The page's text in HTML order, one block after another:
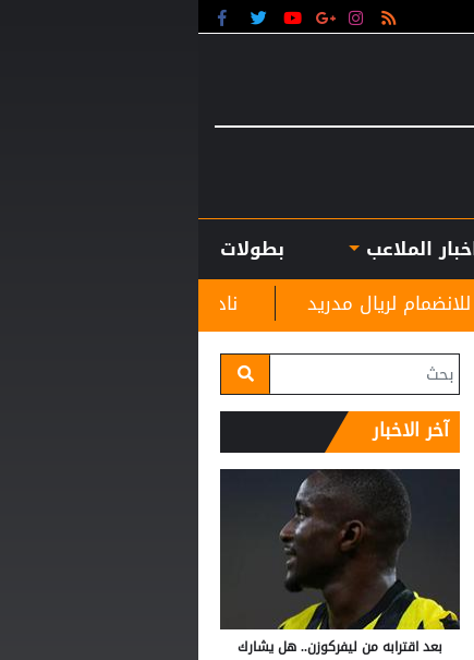
الملاعب
بطولات
نادي الرمثا يستقبل مدربه الجديد غاسانين
آخر الاخبار
بعد اقترابه من ليفركوزن.. هل يشارك